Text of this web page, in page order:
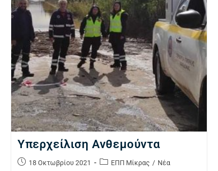
Υπερχείλιση Ανθεμούντα
18 Οκτωβρίου 2021 ΕΠΠ Μίκρας / Νέα